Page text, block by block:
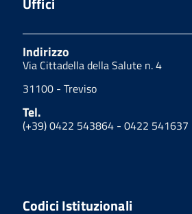
Indirizzo
Via Cittadella della Salute n. 4
31100 - Treviso
Tel.
(+39) 0422 543864 - 0422 541637
Codici Istituzionali